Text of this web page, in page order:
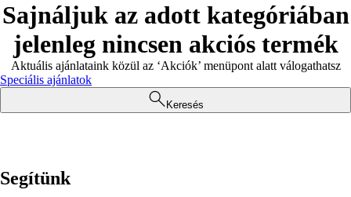
Sajnáljuk az adott kategóriában
jelenleg nincsen akciós termék
Aktuális ajánlataink közül az ‘Akciók’ menüpont alatt válogathatsz
Speciális ajánlatok
Keresés
Segítünk